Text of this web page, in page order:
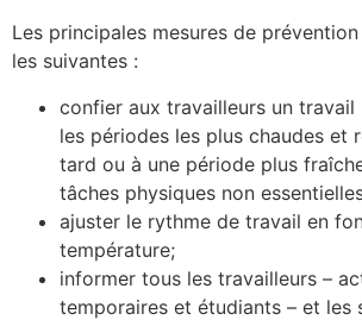
Les principales mesures de
les suivantes :
confier aux travailleurs un travail
les périodes les plus chaudes et
tard ou à une période plus
tâches physiques non
ajuster le rythme de travail en
température;
informer tous les travailleurs –
temporaires et étudiants – et les